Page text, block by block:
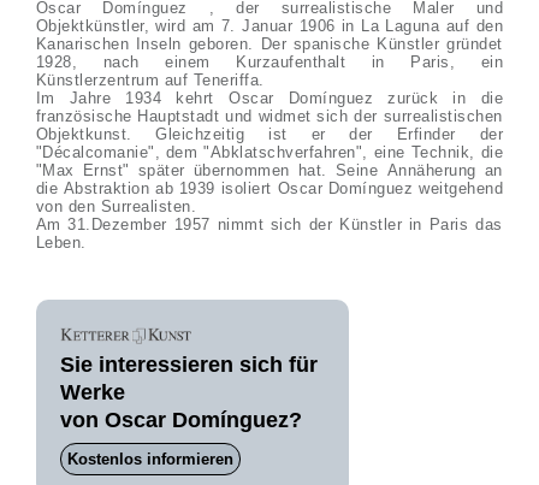
Oscar Domínguez , der surrealistische Maler und
Objektkünstler, wird am 7. Januar 1906 in La Laguna auf den
Kanarischen Inseln geboren. Der spanische Künstler gründet
1928, nach einem Kurzaufenthalt in Paris, ein
Künstlerzentrum auf Teneriffa.
Im Jahre 1934 kehrt Oscar Domínguez zurück in die
französische Hauptstadt und widmet sich der surrealistischen
Objektkunst. Gleichzeitig ist er der Erfinder der
"Décalcomanie", dem "Abklatschverfahren", eine Technik, die
"Max Ernst" später übernommen hat. Seine Annäherung an
die Abstraktion ab 1939 isoliert Oscar Domínguez weitgehend
von den Surrealisten.
Am 31.Dezember 1957 nimmt sich der Künstler in Paris das
Leben.
Sie interessieren sich für
Werke
von Oscar Domínguez?
Kostenlos informieren